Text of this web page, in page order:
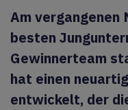
Am vergangenen
besten
Gewinnerteam
hat einen
entwickelt, der